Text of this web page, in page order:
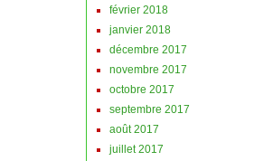
février 2018
janvier 2018
décembre 2017
novembre 2017
octobre 2017
septembre 2017
août 2017
juillet 2017